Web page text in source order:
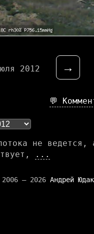
2012 →
💬
не ведется,
...
— 2026 Андрей